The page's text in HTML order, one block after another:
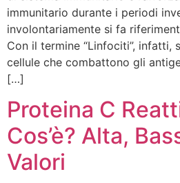
immunitario durante i periodi
involontariamente si fa
Con il termine “Linfociti”, infatti,
cellule che combattono gli
[…]
Proteina C
Cos’è? Alta,
Valori